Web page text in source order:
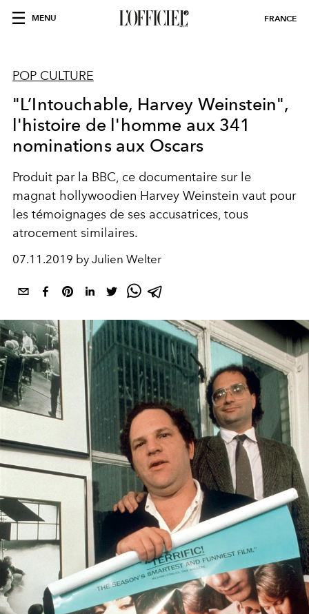
MENU FRANCE
POP CULTURE
"L’Intouchable, Harvey Weinstein",
l'histoire de l'homme aux 341
nominations aux Oscars
Produit par la BBC, ce documentaire sur le
magnat hollywoodien Harvey Weinstein vaut pour
les témoignages de ses accusatrices, tous
atrocement similaires.
07.11.2019 by Julien Welter